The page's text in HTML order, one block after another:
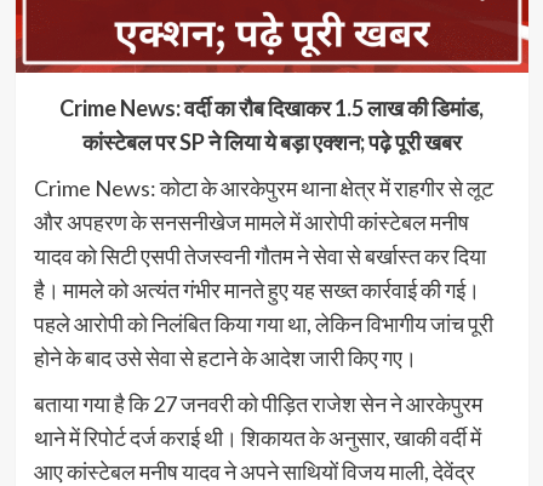
Crime News: वर्दी का रौब दिखाकर 1.5 लाख की डिमांड,
कांस्टेबल पर SP ने लिया ये बड़ा एक्शन; पढ़े पूरी खबर
Crime News: कोटा के आरकेपुरम थाना क्षेत्र में राहगीर से लूट
और अपहरण के सनसनीखेज मामले में आरोपी कांस्टेबल मनीष
यादव को सिटी एसपी तेजस्वनी गौतम ने सेवा से बर्खास्त कर दिया
है। मामले को अत्यंत गंभीर मानते हुए यह सख्त कार्रवाई की गई।
पहले आरोपी को निलंबित किया गया था, लेकिन विभागीय जांच पूरी
होने के बाद उसे सेवा से हटाने के आदेश जारी किए गए।
बताया गया है कि 27 जनवरी को पीड़ित राजेश सेन ने आरकेपुरम
थाने में रिपोर्ट दर्ज कराई थी। शिकायत के अनुसार, खाकी वर्दी में
आए कांस्टेबल मनीष यादव ने अपने साथियों विजय माली, देवेंद्र